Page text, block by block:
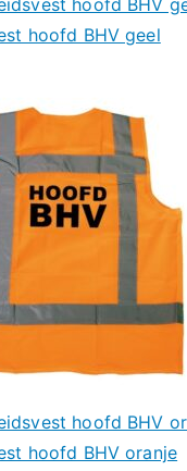
hoofd BHV geel
hoofd BHV
hoofd BHV oranje